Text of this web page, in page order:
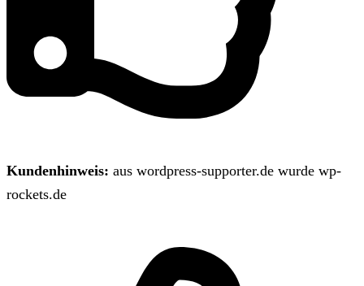
Kundenhinweis: aus wordpress-supporter.de wurde wp-
rockets.de